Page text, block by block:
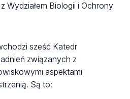
Wydziałem Biologii i Ochrony
sześć Katedr
związanych z
aspektami
Są to: